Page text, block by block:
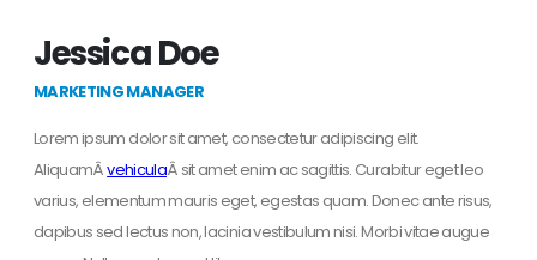
Jessica Doe
MARKETING MANAGER
Lorem ipsum dolor sit amet, consectetur adipiscing elit.
AliquamÂvehiculaÂ sit amet enim ac sagittis. Curabitur eget leo
varius, elementum mauris eget, egestas quam. Donec ante risus,
dapibus sed lectus non, lacinia vestibulum nisi. Morbi vitae augue